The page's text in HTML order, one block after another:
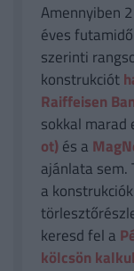
Amennyiben
éves
szerinti
konstrukciót
Raiffeisen
sokkal marad
ot)és a
ajánlata sem.
a
keresd fel a
kölcsön